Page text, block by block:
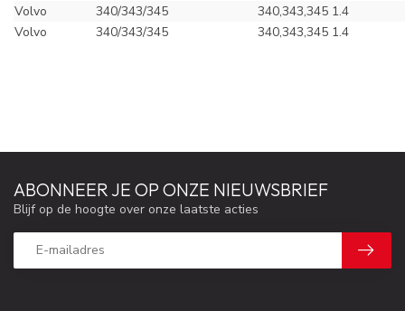
Volvo
340/343/345
340,343,345 1.4
Volvo
340/343/345 340,343,345 1.4
ABONNEER JE OP ONZE NIEUWSBRIEF
Blijf op de hoogte over onze laatste acties